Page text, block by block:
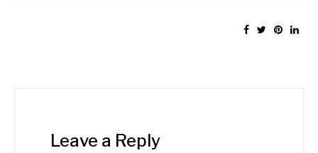
Leave a Reply